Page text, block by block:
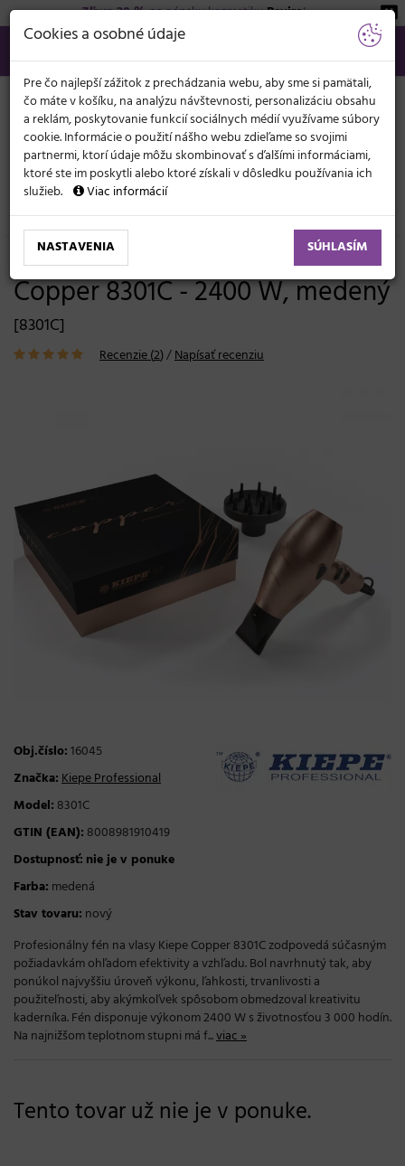
Zľava 20 %na pánsku kozmetikuBeviro!
02/21 201 099
info@svetkadernictva.sk
Po−pia: 8−17
Všetko o nákupe €
KATEGÓRIE
MENU
Elektronika Fény Pre profesionálne použitie
Profesionálny fén na vlasy Kiepe
Copper 8301C - 2400 W, medený
[8301C]
Recenzie (2)/Napísať recenziu
Obj.číslo:16045
Značka:Kiepe Professional
Model: 8301C
GTIN (EAN): 8008981910419
Dostupnosť: nie je v ponuke
Farba: medená
Stav tovaru: nový
Profesionálny fén na vlasy Kiepe Copper 8301C zodpovedá súčasným
požiadavkám ohľadom efektivity a vzhľadu. Bol navrhnutý tak, aby
ponúkol najvyššiu úroveň výkonu, ľahkosti, trvanlivosti a
použiteľnosti, aby akýmkoľvek spôsobom obmedzoval kreativitu
kaderníka. Fén disponuje výkonom 2400 W s životnosťou 3 000 hodín.
Na najnižšom teplotnom stupni má f...viac »
Tento tovar už nie je v ponuke.
Cookies a osobné údaje
Pre čo najlepší zážitok z prechádzania webu, aby sme si pamätali,
čo máte v košíku, na analýzu návštevnosti, personalizáciu obsahu
a reklám, poskytovanie funkcií sociálnych médií využívame súbory
cookie. Informácie o použití nášho webu zdieľame so svojimi
partnermi, ktorí údaje môžu skombinovať s ďalšími informáciami,
ktoré ste im poskytli alebo ktoré získali v dôsledku používania ich
služieb.
Viac informácií
NASTAVENIA SÚHLASÍM